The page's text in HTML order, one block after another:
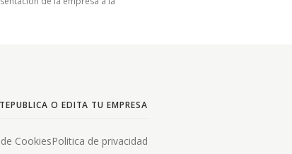
PUBLICA O EDITA TU EMPRESA
CookiesPolitica de privacidad